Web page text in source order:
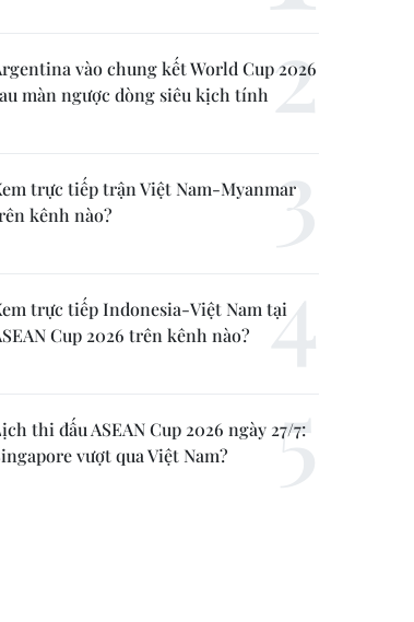
vào chung kết World Cup 2026
màn ngược dòng siêu kịch tính
trực tiếp trận Việt Nam-Myanmar
kênh nào?
trực tiếp Indonesia-Việt Nam tại
Cup 2026 trên kênh nào?
thi đấu ASEAN Cup 2026 ngày 27/7:
vượt qua Việt Nam?